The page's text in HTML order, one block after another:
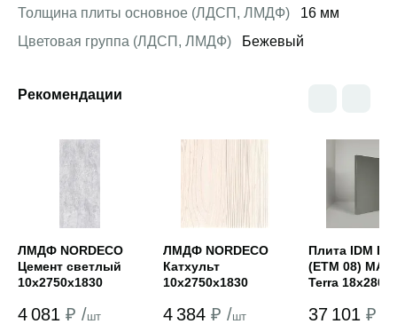
Толщина плиты основное (ЛДСП, ЛМДФ)
16 мм
Цветовая группа (ЛДСП, ЛМДФ)
Бежевый
Рекомендации
ЛМДФ NORDECO
Цемент светлый
10х2750х1830
4 081 ₽ /шт
ЛМДФ NORDECO
Катхульт
10х2750х1830
4 384 ₽ /шт
Плита IDM
(ETM 08)
Terra
37 101 ₽ /